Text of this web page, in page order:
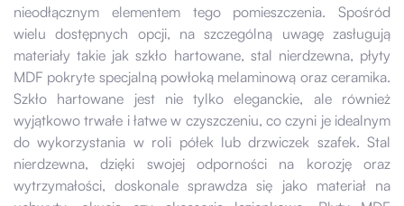
nieodłącznym elementem tego pomieszczenia. Spośród
wielu dostępnych opcji, na szczególną uwagę zasługują
materiały takie jak szkło hartowane, stal nierdzewna, płyty
MDF pokryte specjalną powłoką melaminową oraz ceramika.
Szkło hartowane jest nie tylko eleganckie, ale również
wyjątkowo trwałe i łatwe w czyszczeniu, co czyni je idealnym
do wykorzystania w roli półek lub drzwiczek szafek. Stal
nierdzewna, dzięki swojej odporności na korozję oraz
wytrzymałości, doskonale sprawdza się jako materiał na